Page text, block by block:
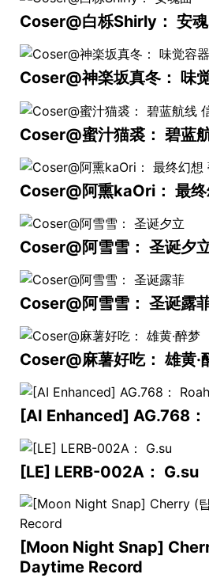
Coser@白栎Shirly： 安
Coser@神楽坂真冬： 味
Coser@蜜汁猫裘： 碧蓝
Coser@阿熏kaOri： 最
Coser@阿雪雪： 圣诞夕
Coser@阿雪雪： 圣诞露
Coser@麻薯好吃： 雄黄·
[AI Enhanced] AG.768：
[LE] LERB-002A： G.su
[Moon Night Snap]
Daytime Record